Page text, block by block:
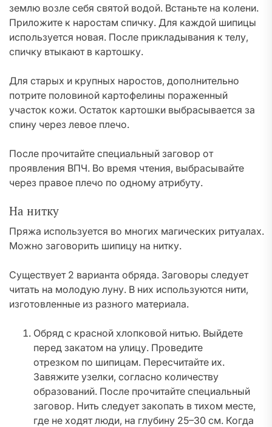
землю возле себя святой водой. Встаньте на колени.
Приложите к наростам спичку. Для каждой шипицы
используется новая. После прикладывания к телу,
спичку втыкают в картошку.
Для старых и крупных наростов, дополнительно
потрите половиной картофелины пораженный
участок кожи. Остаток картошки выбрасывается за
спину через левое плечо.
После прочитайте специальный заговор от
проявления ВПЧ. Во время чтения, выбрасывайте
через правое плечо по одному атрибуту.
На нитку
Пряжа используется во многих магических ритуалах.
Можно заговорить шипицу на нитку.
Существует 2 варианта обряда. Заговоры следует
читать на молодую луну. В них используются нити,
изготовленные из разного материала.
Обряд с красной хлопковой нитью. Выйдете
перед закатом на улицу. Проведите
отрезком по шипицам. Пересчитайте их.
Завяжите узелки, согласно количеству
образований. После прочитайте специальный
заговор. Нить следует закопать в тихом месте,
где не ходят люди, на глубину 25–30 см. Когда